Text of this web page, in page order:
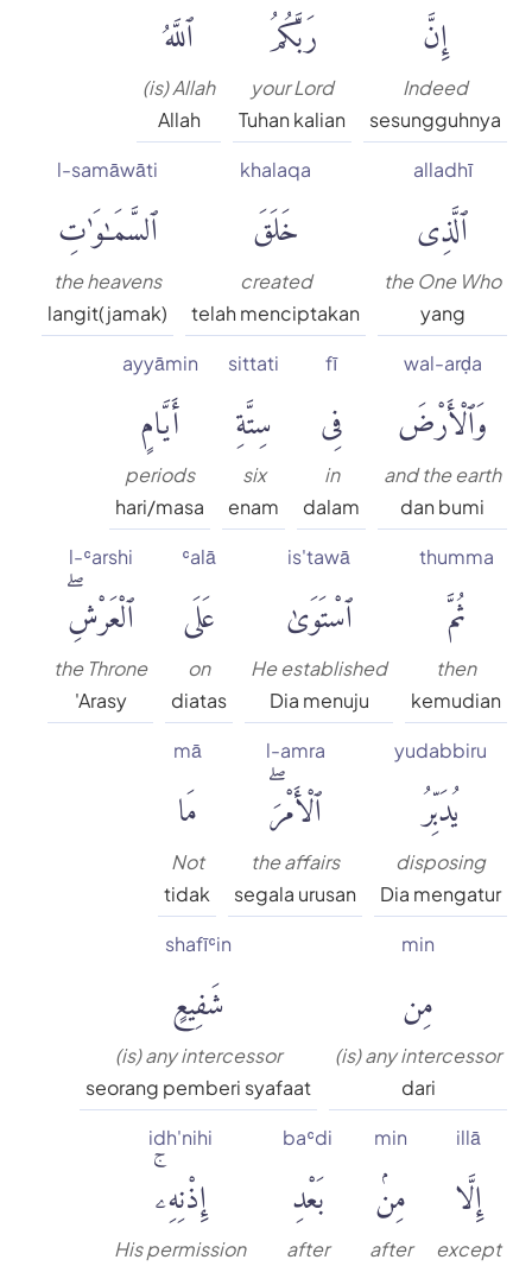
إِنَّ
Indeed
sesungguhnya
رَبَّكُمُ
your Lord
Tuhan kalian
ٱللَّهُ
(is) Allah
Allah
alladhī
ٱلَّذِى
the One Who
yang
khalaqa
خَلَقَ
created
telah menciptakan
l-samāwāti
ٱلسَّمَٰوَٰتِ
the heavens
langit(jamak)
wal-arḍa
وَٱلْأَرْضَ
and the earth
dan bumi
fī
فِى
in
dalam
sittati
سِتَّةِ
six
enam
ayyāmin
أَيَّامٍ
periods
hari/masa
thumma
ثُمَّ
then
kemudian
is'tawā
ٱسْتَوَىٰ
He established
Dia menuju
ʿalā
عَلَى
on
diatas
l-ʿarshi
ٱلْعَرْشِۖ
the Throne
'Arasy
yudabbiru
يُدَبِّرُ
disposing
Dia mengatur
l-amra
ٱلْأَمْرَۖ
the affairs
segala urusan
mā
مَا
Not
tidak
min
مِن
(is) any intercessor
dari
shafīʿin
شَفِيعٍ
(is) any intercessor
seorang pemberi syafaat
illā
إِلَّا
except
min
مِنۢ
after
baʿdi
بَعْدِ
after
idh'nihi
إِذْنِهِۦۚ
His permission